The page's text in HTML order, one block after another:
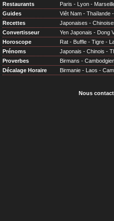
Restaurants Paris - Lyon -
Guides
Viêt Nam - Thaïlande -
Recettes
Japonaises -
Convertisseur
Yen Japonais - Dong
Horoscope
Rat - Buffle - Tigre -
Prénoms
Japonais - Chinois -
Proverbes
Birmans -
Décalage Horaire
Birmanie - Laos -
Nous